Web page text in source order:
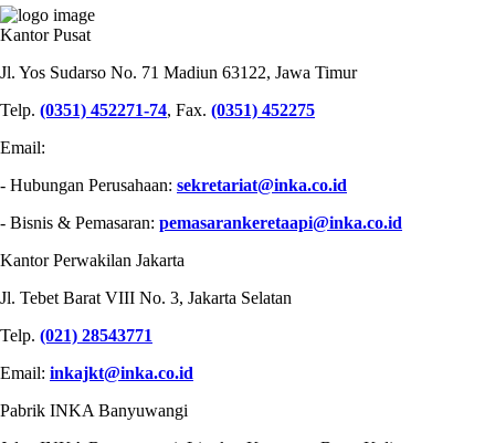
Kantor Pusat
Jl. Yos Sudarso No. 71 Madiun 63122, Jawa Timur
Telp. (0351) 452271-74, Fax. (0351) 452275
Email:
- Hubungan Perusahaan: sekretariat@inka.co.id
- Bisnis & Pemasaran: pemasarankeretaapi@inka.co.id
Kantor Perwakilan Jakarta
Jl. Tebet Barat VIII No. 3, Jakarta Selatan
Telp. (021) 28543771
Email: inkajkt@inka.co.id
Pabrik INKA Banyuwangi